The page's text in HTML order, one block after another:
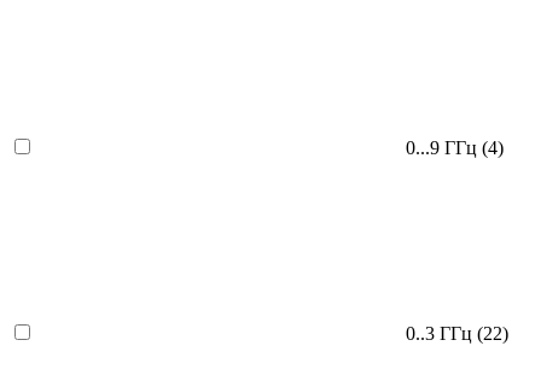
0...9 ГГц (4)
0..3 ГГц (22)